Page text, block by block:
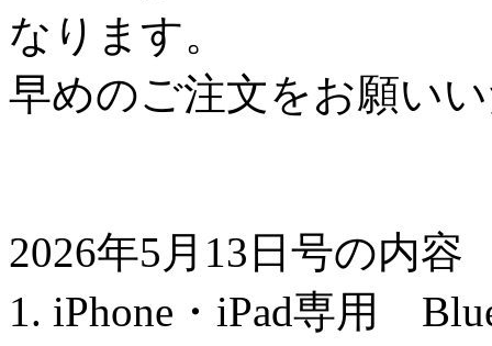
なります。
早めのご注文をお願い
2026年5月13日号の内容
1. iPhone・iPad専用